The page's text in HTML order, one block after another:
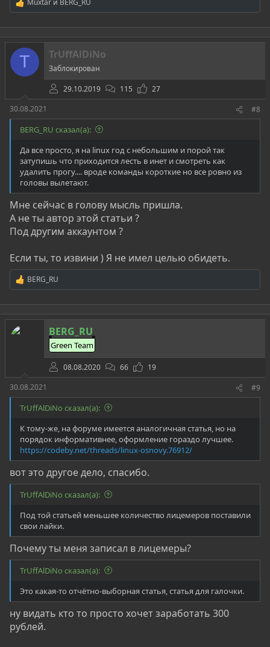
Р
е
а
ц
и
:
T TrUffAlDiNo
Заблокирован
29.10.2019
115
27
30.08.2021
#8
BERG_RU сказал(а):
Да все просто, я на linux год с небольшим и порой так
затупишь что приходится лесть в инет и смотреть как
удалить прогу.... вроде команды короткие но все ровно из
головы вылетают.
Мне сейчас в голову мысль пришла.
А не ты автор этой статьи ?
Под другим аккаунтом ?
Если ты, то извини ) Я не имел целью обидеть.
Р
е
а
ц
и
BERG_RU
BERG_RU
Green Team
08.08.2020 66
19
30.08.2021
#9
TrUffAlDiNo сказал(а):
К тому-же, на форуме имеется аналогичная статья, но на
порядок информативнее, оформление гораздо лучшее.
https://codeby.net/threads/linux-osnovy.76912/
вот это другое дело, спасибо.
TrUffAlDiNo сказал(а):
Под той статьей меньшее количество лицемеров поставили
свои лайки.
Почему ты меня записал в лицемеры?
TrUffAlDiNo сказал(а):
Это какая-то отчётно-выборная статья, статья для галочки.
ну видать кто то просто хочет заработать 300
рублей.